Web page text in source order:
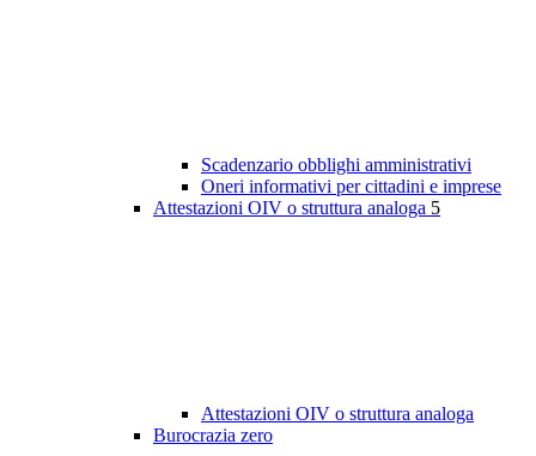
Scadenzario obblighi amministrativi
Oneri informativi per cittadini e imprese
Attestazioni OIV o struttura analoga 5
Attestazioni OIV o struttura analoga
Burocrazia zero